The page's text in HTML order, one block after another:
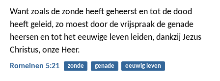
Want zoals de zonde heeft geheerst en tot de dood
heeft geleid, zo moest door de vrijspraak de genade
heersen en tot het eeuwige leven leiden, dankzij Jezus
Christus, onze Heer.
Romeinen 5:21 zonde genade eeuwig leven